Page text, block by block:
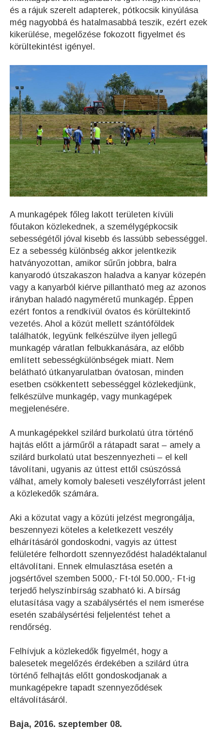
és a rájuk szerelt adapterek, pótkocsik kinyúlása
még nagyobbá és hatalmasabbá teszik, ezért ezek
kikerülése, megelőzése fokozott figyelmet és
körültekintést igényel.
A munkagépek főleg lakott területen kívüli
főutakon közlekednek, a személygépkocsik
sebességétől jóval kisebb és lassúbb sebességgel.
Ez a sebesség különbség akkor jelentkezik
hatványozottan, amikor sűrűn jobbra, balra
kanyarodó útszakaszon haladva a kanyar közepén
vagy a kanyarból kiérve pillantható meg az azonos
irányban haladó nagyméretű munkagép. Éppen
ezért fontos a rendkívül óvatos és körültekintő
vezetés. Ahol a közút mellett szántóföldek
találhatók, legyünk felkészülve ilyen jellegű
munkagép váratlan felbukkanására, az előbb
említett sebességkülönbségek miatt. Nem
belátható útkanyarulatban óvatosan, minden
esetben csökkentett sebességgel közlekedjünk,
felkészülve munkagép, vagy munkagépek
megjelenésére.
A munkagépekkel szilárd burkolatú útra történő
hajtás előtt a járműről a rátapadt sarat – amely a
szilárd burkolatú utat beszennyezheti – el kell
távolítani, ugyanis az úttest ettől csúszóssá
válhat, amely komoly baleseti veszélyforrást jelent
a közlekedők számára.
Aki a közutat vagy a közúti jelzést megrongálja,
beszennyezi köteles a keletkezett veszély
elhárításáról gondoskodni, vagyis az úttest
felületére felhordott szennyeződést haladéktalanul
eltávolítani. Ennek elmulasztása esetén a
jogsértővel szemben 5000,- Ft-tól 50.000,- Ft-ig
terjedő helyszínbírság szabható ki. A bírság
elutasítása vagy a szabálysértés el nem ismerése
esetén szabálysértési feljelentést tehet a
rendőrség.
Felhívjuk a közlekedők figyelmét, hogy a
balesetek megelőzés érdekében a szilárd útra
történő felhajtás előtt gondoskodjanak a
munkagépekre tapadt szennyeződések
eltávolításáról.
Baja, 2016. szeptember 08.